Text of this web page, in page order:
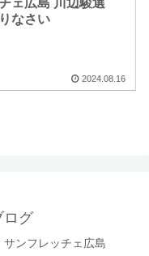
ェ広島 川辺駿選
なさい
2024.08.16
ログ
サンフレッチェ広島